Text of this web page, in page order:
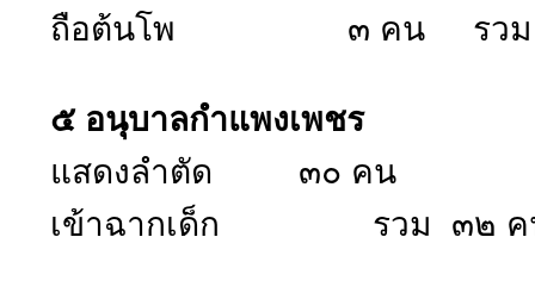
ถือต้นโพ ๓ คน รวม
๕ อนุบาลกำแพงเพชร
แสดงลำตัด ๓๐ คน
เข้าฉากเด็ก รวม ๓๒ ค